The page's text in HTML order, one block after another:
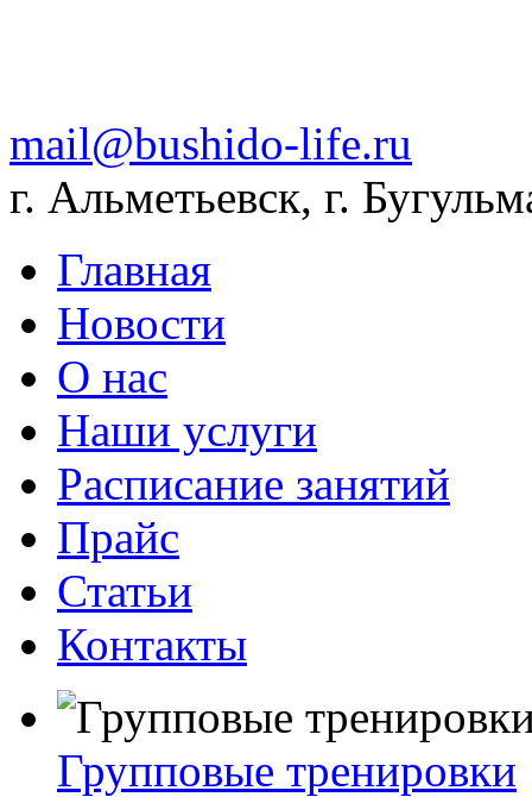
mail@bushido-life.ru
г. Альметьевск, г.
Главная
Новости
О нас
Наши услуги
Расписание занятий
Прайс
Статьи
Контакты
Групповые тренировки